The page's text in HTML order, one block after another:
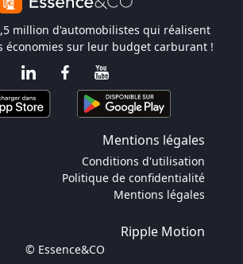
million d'automobilistes qui réalisent
économies sur leur budget carburant !
Mentions légales
Conditions d'utilisation
Politique de confidentialité
Mentions légales
Ripple Motion
© Essence&CO